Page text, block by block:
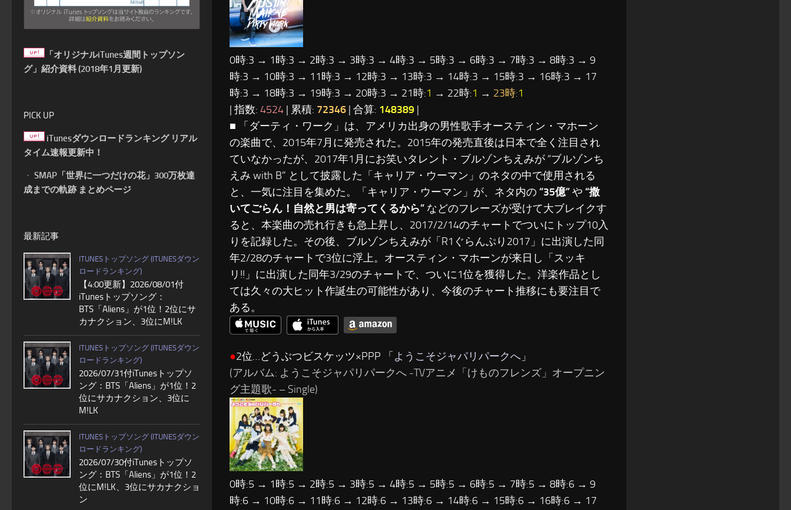
0時:3 → 1時:3 → 2時:3 → 3時:3 → 4時:3 → 5時:3 → 6時:3 → 7時:3 → 8時:3 → 9
時:3 → 10時:3 → 11時:3 → 12時:3 → 13時:3 → 14時:3 → 15時:3 → 16時:3 → 17
時:3 → 18時:3 → 19時:3 → 20時:3 → 21時:1 → 22時:1 → 23時:1
| 指数: 4524 | 累積: 72346 | 合算: 148389 |
■ 「ダーティ・ワーク」は、アメリカ出身の男性歌手オースティン・マホーン
の楽曲で、2015年7月に発売された。2015年の発売直後は日本で全く注目され
ていなかったが、2017年1月にお笑いタレント・ブルゾンちえみが “ブルゾンち
えみ with B” として披露した「キャリア・ウーマン」のネタの中で使用される
と、一気に注目を集めた。「キャリア・ウーマン」が、ネタ内の “35億”や “撒
いてごらん！自然と男は寄ってくるから” などのフレーズが受けて大ブレイクす
ると、本楽曲の売れ行きも急上昇し、2017/2/14のチャートでついにトップ10入
りを記録した。その後、ブルゾンちえみが「R1ぐらんぷり2017」に出演した同
年2/28のチャートで3位に浮上。オースティン・マホーンが来日し「スッキ
リ!!」に出演した同年3/29のチャートで、ついに1位を獲得した。洋楽作品とし
ては久々の大ヒット作誕生の可能性があり、今後のチャート推移にも要注目で
ある。
●2位…どうぶつビスケッツ×PPP 「 ようこそジャパリパークへ 」
(アルバム: ようこそジャパリパークへ -TVアニメ「けものフレンズ」オープニン
グ主題歌- – Single)
0時:5 → 1時:5 → 2時:5 → 3時:5 → 4時:5 → 5時:5 → 6時:5 → 7時:5 → 8時:6 → 9
時:6 → 10時:6 → 11時:6 → 12時:6 → 13時:6 → 14時:6 → 15時:6 → 16時:6 → 17
「オリジナルiTunes週間トップソン
グ」紹介資料 (2018年1月更新)
PICK UP
iTunesダウンロードランキング リアル
タイム速報更新中！
・ SMAP「世界に一つだけの花」300万枚達
成までの軌跡 まとめページ
最新記事
ITUNESトップソング (ITUNESダウン
ロードランキング)
【4:00更新】2026/08/01付
iTunesトップソング：
BTS「Aliens」が1位！2位にサ
カナクション、3位にM!LK
ITUNESトップソング (ITUNESダウン
ロードランキング)
2026/07/31付iTunesトップソ
ング：BTS「Aliens」が1位！2
位にサカナクション、3位に
M!LK
ITUNESトップソング (ITUNESダウン
ロードランキング)
2026/07/30付iTunesトップソ
ング：BTS「Aliens」が1位！2
位にM!LK、3位にサカナクショ
ン